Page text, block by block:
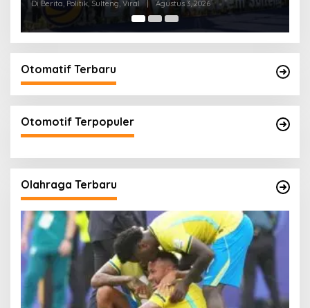
Di Berita, Politik, Sulteng | Mei 10, 2026
Otomatif Terbaru
Otomotif Terpopuler
Olahraga Terbaru